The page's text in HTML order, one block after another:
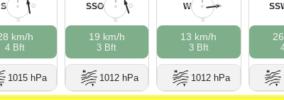
O
S
W
S
km/h
4 Bft
1015 hPa
O
S
W
SSO
19 km/h
3 Bft
1012 hPa
O
S
W
W
13 km/h
3 Bft
1012 hPa